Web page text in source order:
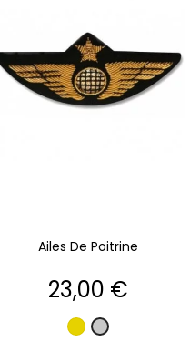
Ailes De Poitrine
Prix
23,00 €
Or Argent